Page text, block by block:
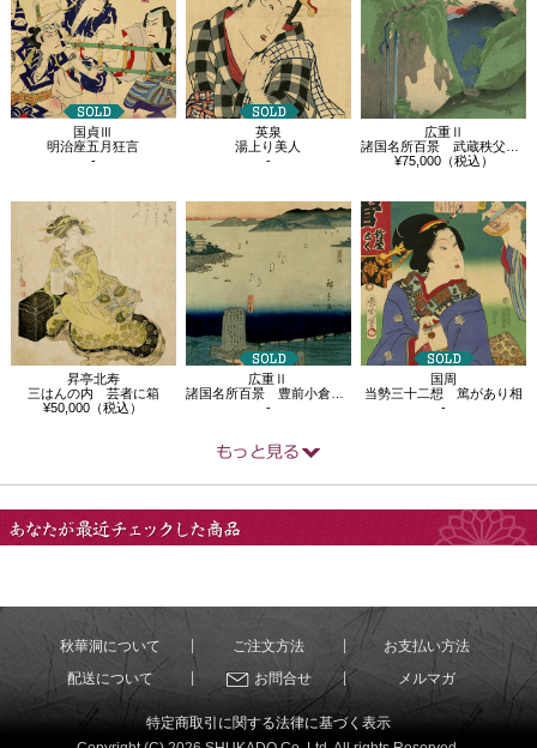
国貞Ⅲ
明治座五月狂言
-
英泉
湯上り美人
-
広重Ⅱ
諸国名所百景 武蔵秩父山中
¥75,000（税込）
昇亭北寿
三はんの内 芸者に箱
¥50,000（税込）
広重Ⅱ
諸国名所百景 豊前小倉瀬海岸景
-
国周
当勢三十二想 篤があり相
-
秋華洞について ご注文方法
お支払い方法
配送について
お問合せ メルマガ
特定商取引に関する法律に基づく表示